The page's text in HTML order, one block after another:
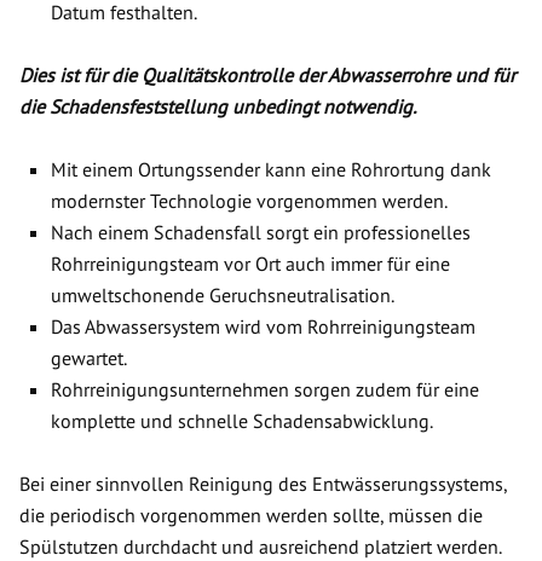
Datum festhalten.
Dies ist für die Qualitätskontrolle der Abwasserrohre und für
die Schadensfeststellung unbedingt notwendig.
Mit einem Ortungssender kann eine Rohrortung dank
modernster Technologie vorgenommen werden.
Nach einem Schadensfall sorgt ein professionelles
Rohrreinigungsteam vor Ort auch immer für eine
umweltschonende Geruchsneutralisation.
Das Abwassersystem wird vom Rohrreinigungsteam
gewartet.
Rohrreinigungsunternehmen sorgen zudem für eine
komplette und schnelle Schadensabwicklung.
Bei einer sinnvollen Reinigung des Entwässerungssystems,
die periodisch vorgenommen werden sollte, müssen die
Spülstutzen durchdacht und ausreichend platziert werden.